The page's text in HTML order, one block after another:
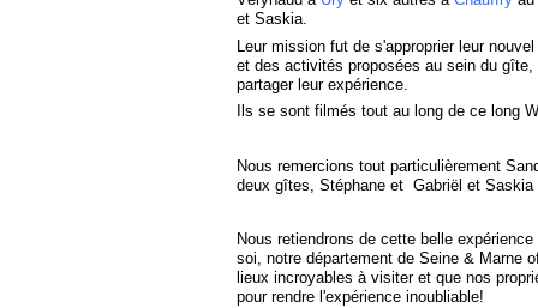
et Saskia.
Leur mission fut de s'approprier leur
et des activités proposées au sein du
partager leur expérience.
Ils se sont filmés tout au long de ce long
Nous remercions tout particulièrement
deux gîtes, Stéphane et Gabriël et Saskia
Nous retiendrons de cette belle
soi, notre département de Seine & Marne
lieux incroyables à visiter et que nos
pour rendre l'expérience inoubliable!